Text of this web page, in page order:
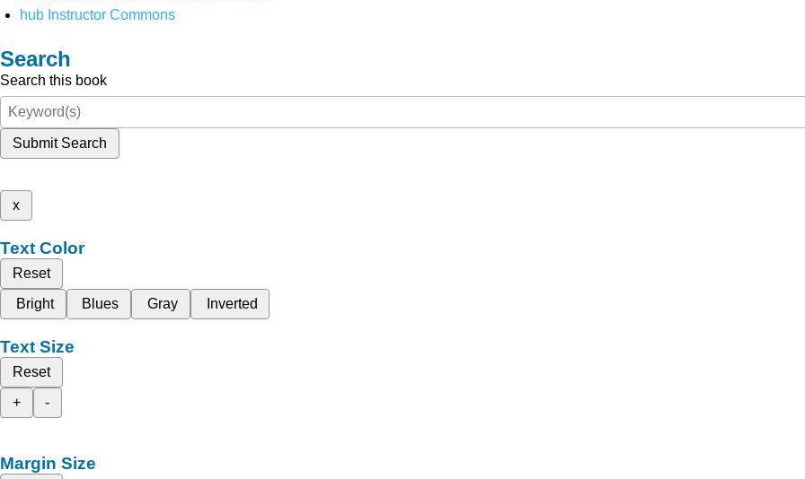
hub Instructor Commons
Search
Search this book
Submit Search
x
Text Color
Reset
Bright
Blues Gray Inverted
Text Size
Reset
+
-
Margin Size